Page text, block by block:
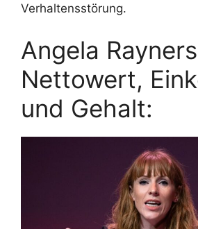
Verhaltensstörung.
Angela Rayners
Nettowert,
und Gehalt: